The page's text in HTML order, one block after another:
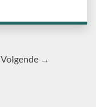
Volgende →